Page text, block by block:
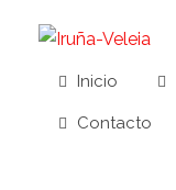
Inicio
Contacto